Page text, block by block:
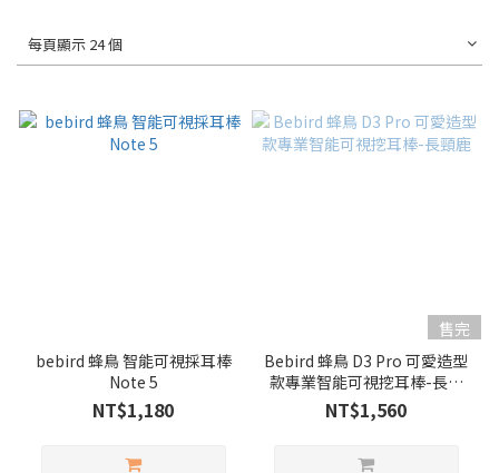
每頁顯示 24 個
bebird 蜂鳥 智能可視採耳棒
Note 5
NT$1,180
售完
Bebird 蜂鳥 D3 Pro 可愛造型
款專業智能可視挖耳棒-長頸
鹿
NT$1,560